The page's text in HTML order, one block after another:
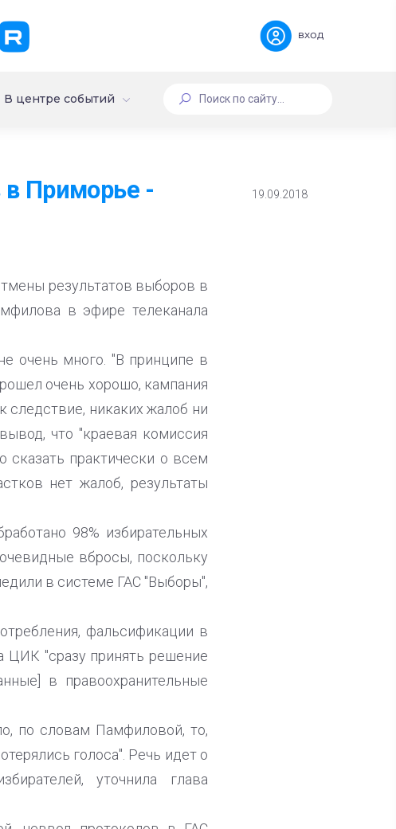
вход
В центре событий
в Приморье -
19.09.2018
результатов выборов в
в эфире телеканала
очень много. "В принципе в
очень хорошо, кампания
следствие, никаких жалоб ни
что "краевая комиссия
сказать практически о всем
нет жалоб, результаты
98% избирательных
вбросы, поскольку
в системе ГАС "Выборы",
фальсификации в
ЦИК "сразу принять решение
в правоохранительные
по словам Памфиловой, то,
голоса". Речь идет о
уточнила глава